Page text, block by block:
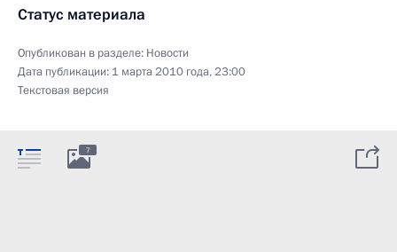
Статус материала
Опубликован в разделе: Новости
Дата публикации: 1 марта 2010 года, 23:00
Текстовая версия
7